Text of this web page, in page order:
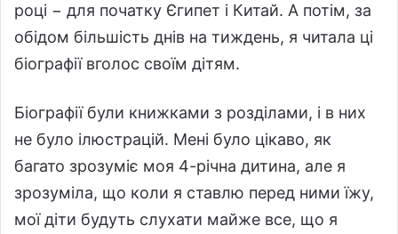
році − для початку Єгипет і Китай. А потім, за
обідом більшість днів на тиждень, я читала ці
біографії вголос своїм дітям.
Біографії були книжками з розділами, і в них
не було ілюстрацій. Мені було цікаво, як
багато зрозуміє моя 4-річна дитина, але я
зрозуміла, що коли я ставлю перед ними їжу,
мої діти будуть слухати майже все, що я